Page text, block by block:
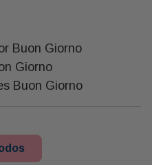
Buon Giorno
Giorno
Buon Giorno